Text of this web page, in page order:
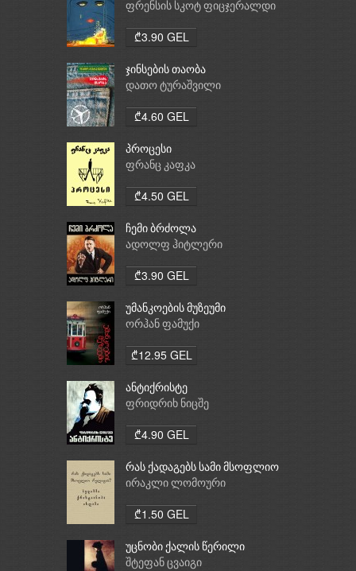
ფრენსის სკოტ ფიცჯერალდი
₾3.90 GEL
ჯინსების თაობა
დათო ტურაშვილი
₾4.60 GEL
პროცესი
ფრანც კაფკა
₾4.50 GEL
ჩემი ბრძოლა
ადოლფ ჰიტლერი
₾3.90 GEL
უმანკოების მუზეუმი
ორჰან ფამუქი
₾12.95 GEL
ანტიქრისტე
ფრიდრიხ ნიცშე
₾4.90 GEL
რას ქადაგებს სამი მსოფლიო
რელიგია: ბუდიზმი,
ირაკლი ლომოური
₾1.50 GEL
უცნობი ქალის წერილი
შტეფან ცვაიგი